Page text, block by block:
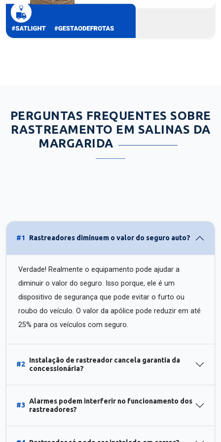
PERGUNTAS FREQUENTES SOBRE
RASTREAMENTO EM SALINAS DA
MARGARIDA
#1 Rastreadores diminuem o valor do seguro auto?
Verdade! Realmente o equipamento pode ajudar a
diminuir o valor do seguro. Isso porque, ele é um
dispositivo de segurança que pode evitar o furto ou
roubo do veículo. O valor da apólice pode reduzir em até
25% para os veículos com seguro.
#2
Instalação de rastreador cancela garantia da
concessionária?
#3
Alarmes podem interferir no funcionamento dos
rastreadores?